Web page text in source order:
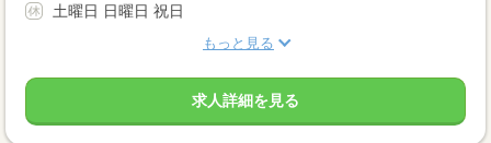
土曜日 日曜日 祝日
もっと見る
求人詳細を見る